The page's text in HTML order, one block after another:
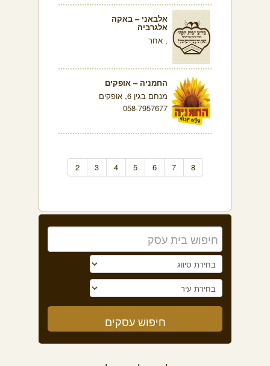
אלבאני – באקה
אלגרביה
, אחר
החמניה – אופקים
מנחם בגין 6, אופקים
058-7957677
2 3 4 5 6 7 8